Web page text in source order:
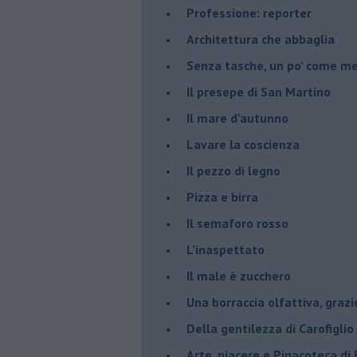
Professione: reporter
Architettura che abbaglia
​Senza tasche, un po’ come me
​Il presepe di San Martino
​Il mare d’autunno
​Lavare la coscienza
​Il pezzo di legno
​Pizza e birra
​Il semaforo rosso
​L’inaspettato
​Il male è zucchero
​Una borraccia olfattiva,
​Della gentilezza di Carofiglio